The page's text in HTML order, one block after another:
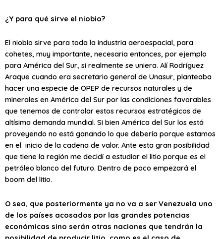
¿Y para qué sirve el niobio?
El niobio sirve para toda la industria aeroespacial, para
cohetes, muy importante, necesaria entonces, por ejemplo
para América del Sur, si realmente se uniera. Alí Rodríguez
Araque cuando era secretario general de Unasur, planteaba
hacer una especie de OPEP de recursos naturales y de
minerales en América del Sur por las condiciones favorables
que tenemos de controlar estos recursos estratégicos de
altísima demanda mundial. Si bien América del Sur los está
proveyendo no está ganando lo que debería porque estamos
en el inicio de la cadena de valor. Ante esta gran posibilidad
que tiene la región me decidí a estudiar el litio porque es el
petróleo blanco del futuro. Dentro de poco empezará el
boom del litio.
O sea, que posteriormente ya no va a ser Venezuela uno
de los países acosados por las grandes potencias
económicas sino serán otras naciones que tendrán la